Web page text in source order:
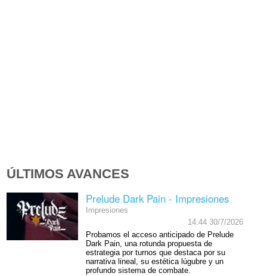
ÚLTIMOS AVANCES
Prelude Dark Pain - Impresiones
Impresiones
14:44 30/7/2026
Probamos el acceso anticipado de Prelude
Dark Pain, una rotunda propuesta de
estrategia por turnos que destaca por su
narrativa lineal, su estética lúgubre y un
profundo sistema de combate.